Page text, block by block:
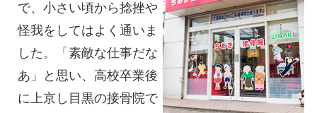
で、小さい頃から捻挫や
怪我をしてはよく通いま
した。「素敵な仕事だな
あ」と思い、高校卒業後
に上京し目黒の接骨院で